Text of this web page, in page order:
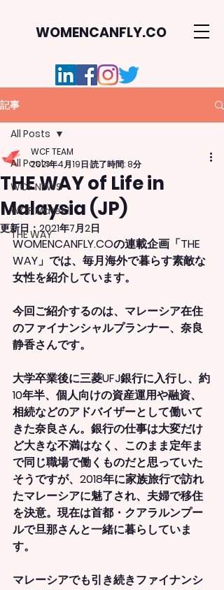
WOMENCANFLY.CO
記事
All Posts
WCF NEWS
WCF Mates!
THE WAY
All Posts
THE WAY of Life in
Malaysia (JP)
WCF TEAM
2021年4月19日読了時間: 8分
更新日：2021年7月2日
WOMENCANFLY.COの連載企画「THE
WAY」では、毎月海外で暮らす素敵な
女性を紹介しています。
今回ご紹介するのは、マレーシア在住
のファイナンシャルプランナー、奈良
静香さんです。
大学卒業後に三菱UFJ銀行に入行し、約
10年半、個人向けの資産運用や融資、
相続などのアドバイザーとして働いて
きた奈良さん。銀行の仕事は大変だけ
ど大きな不満はなく、このまま定年ま
で同じ職場で働くものだと思っていた
そうですが、2018年に家族旅行で訪れ
たマレーシアに魅了され、夫婦で移住
を決意。現在は首都・クアラルンプー
ルで旦那さんと一緒に暮らしていま
す。
マレーシアでも引き続きファイナンシ